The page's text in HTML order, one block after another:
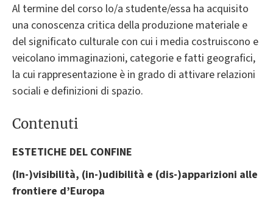
Al termine del corso lo/a studente/essa ha acquisito
una conoscenza critica della produzione materiale e
del significato culturale con cui i media costruiscono e
veicolano immaginazioni, categorie e fatti geografici,
la cui rappresentazione è in grado di attivare relazioni
sociali e definizioni di spazio.
Contenuti
ESTETICHE DEL CONFINE
(In-)visibilità, (in-)udibilità e (dis-)apparizioni alle
frontiere d’Europa